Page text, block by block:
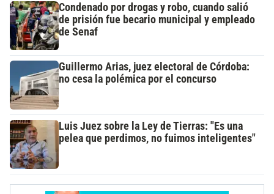
Condenado por drogas y robo, cuando salió
de prisión fue becario municipal y empleado
de Senaf
Guillermo Arias, juez electoral de Córdoba:
no cesa la polémica por el concurso
Luis Juez sobre la Ley de Tierras: "Es una
pelea que perdimos, no fuimos inteligentes"